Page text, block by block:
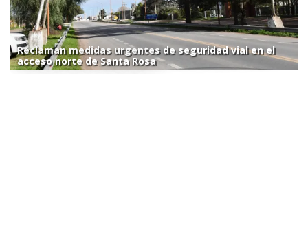
Reclaman medidas urgentes de seguridad vial en el
acceso norte de Santa Rosa